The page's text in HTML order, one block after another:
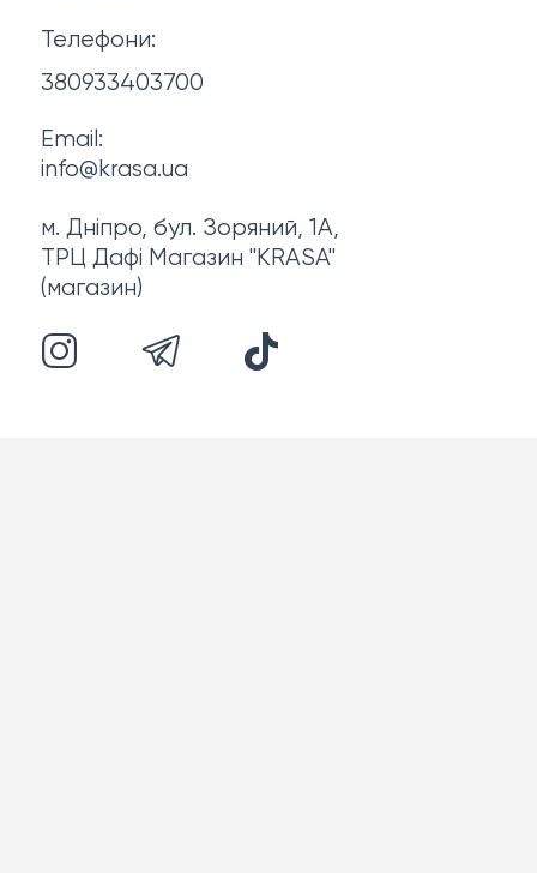
Про нас
Телефони:
380933403700
Email:
info@krasa.ua
м. Дніпро, бул. Зоряний, 1А,
ТРЦ Дафі Магазин "KRASA"
(магазин)